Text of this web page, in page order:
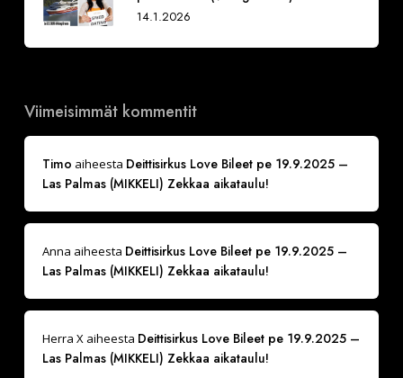
14.1.2026
Viimeisimmät kommentit
Timo aiheesta Deittisirkus Love Bileet pe 19.9.2025 –
Las Palmas (MIKKELI) Zekkaa aikataulu!
Anna aiheesta Deittisirkus Love Bileet pe 19.9.2025 –
Las Palmas (MIKKELI) Zekkaa aikataulu!
Herra Xaiheesta Deittisirkus Love Bileet pe 19.9.2025 –
Las Palmas (MIKKELI) Zekkaa aikataulu!